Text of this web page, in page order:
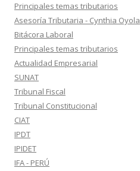
Principales temas tributarios
Asesoría Tributaria - Cynthia Oyola
Bitácora Laboral
Principales temas tributarios
Actualidad Empresarial
SUNAT
Tribunal Fiscal
Tribunal Constitucional
CIAT
IPDT
IPIDET
IFA - PERÚ